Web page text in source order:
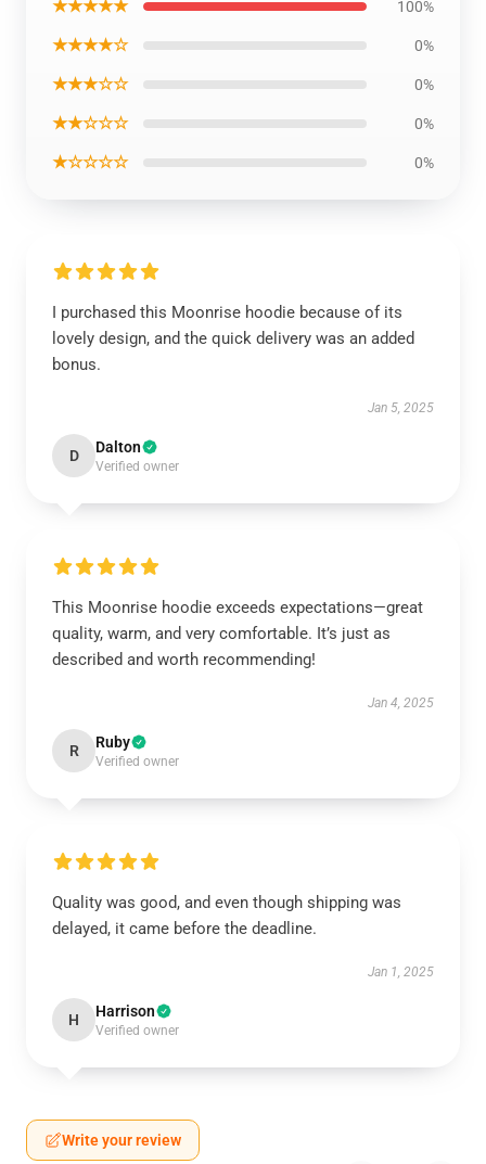
★★★★★ 100%
★★★★☆ 0%
★★★☆☆ 0%
★★☆☆☆ 0%
★☆☆☆☆ 0%
I purchased this Moonrise hoodie because of its
lovely design, and the quick delivery was an added
bonus.
Jan 5, 2025
D Dalton
Verified owner
This Moonrise hoodie exceeds expectations—great
quality, warm, and very comfortable. It’s just as
described and worth recommending!
Jan 4, 2025
R Ruby
Verified owner
Quality was good, and even though shipping was
delayed, it came before the deadline.
Jan 1, 2025
H Harrison
Verified owner
Write your review